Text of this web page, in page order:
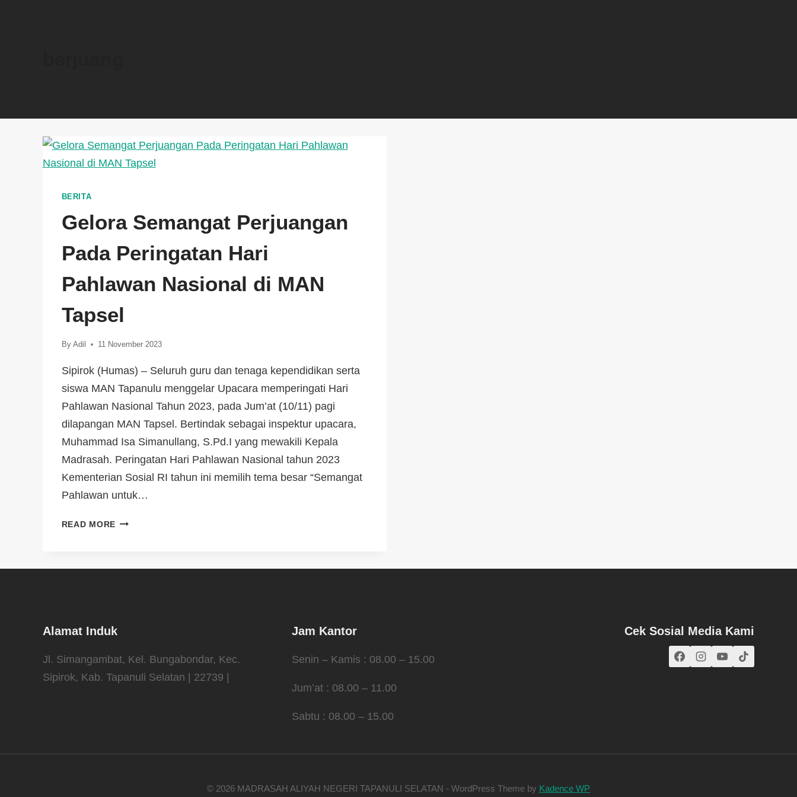
BERITA
Gelora Semangat Perjuangan
Pada Peringatan Hari
Pahlawan Nasional di MAN
Tapsel
By Adil 11 November 2023
Sipirok (Humas) – Seluruh guru dan tenaga kependidikan serta
siswa MAN Tapanulu menggelar Upacara memperingati Hari
Pahlawan Nasional Tahun 2023, pada Jum’at (10/11) pagi
dilapangan MAN Tapsel. Bertindak sebagai inspektur upacara,
Muhammad Isa Simanullang, S.Pd.I yang mewakili Kepala
Madrasah. Peringatan Hari Pahlawan Nasional tahun 2023
Kementerian Sosial RI tahun ini memilih tema besar “Semangat
Pahlawan untuk…
READ MORE
Alamat Induk
Jl. Simangambat, Kel. Bungabondar, Kec.
Sipirok, Kab. Tapanuli Selatan | 22739 |
Jam Kantor
Senin – Kamis : 08.00 – 15.00
Jum’at : 08.00 – 11.00
Sabtu : 08.00 – 15.00
Cek Sosial Media Kami
© 2026 MADRASAH ALIYAH NEGERI TAPANULI SELATAN - WordPress Theme by Kadence WP